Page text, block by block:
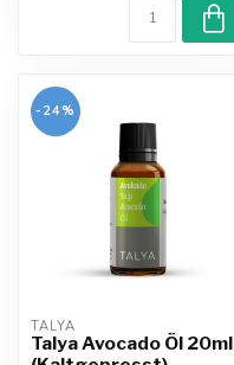
-24%
TALYA
Talya Avocado Öl 20ml